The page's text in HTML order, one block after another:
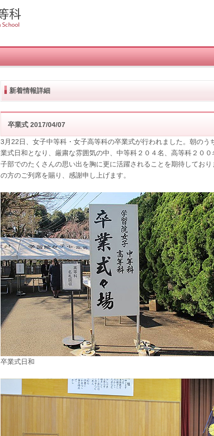
新着情報詳細
卒業式 2017/04/07
3月22日、女子中等科・女子高等科の卒業式が行われました。朝の
業式日和となり、厳粛な雰囲気の中、中等科２０４名、高等科２０
子部でのたくさんの思い出を胸に更に活躍されることを期待してお
の方のご列席を賜り、感謝申し上げます。
卒業式日和